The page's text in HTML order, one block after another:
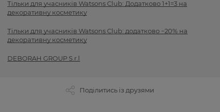
Тільки для учасників Watsons Club: Додатково 1+1=3 на
декоративну косметику
Тільки для учасників Watsons Club: додатково −20% на
декоративну косметику
DEBORAH GROUP S.r.l
Поділитись із друзями